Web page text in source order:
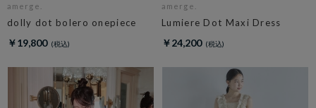
amerge.
dolly dot bolero onepiece
￥19,800
amerge.
Lumiere Dot Maxi Dress
￥24,200